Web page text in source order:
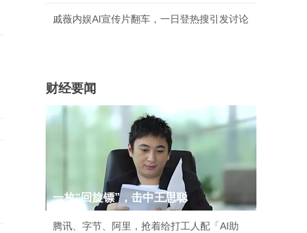
戚薇内娱AI宣传片翻车，一日登热搜引发讨论
财经要闻
一枚“回旋镖”，击中王思聪
腾讯、字节、阿里，抢着给打工人配「AI助